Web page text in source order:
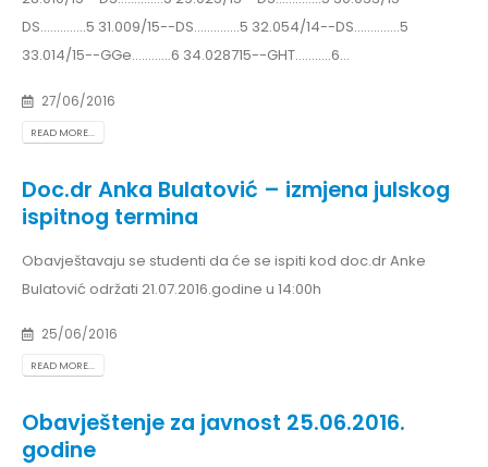
DS..............5 31.009/15--DS..............5 32.054/14--DS..............5
33.014/15--GGe............6 34.028715--GHT...........6...
27/06/2016
READ MORE...
Doc.dr Anka Bulatović – izmjena julskog
ispitnog termina
Obavještavaju se studenti da će se ispiti kod doc.dr Anke
Bulatović održati 21.07.2016.godine u 14:00h
25/06/2016
READ MORE...
Obavještenje za javnost 25.06.2016.
godine